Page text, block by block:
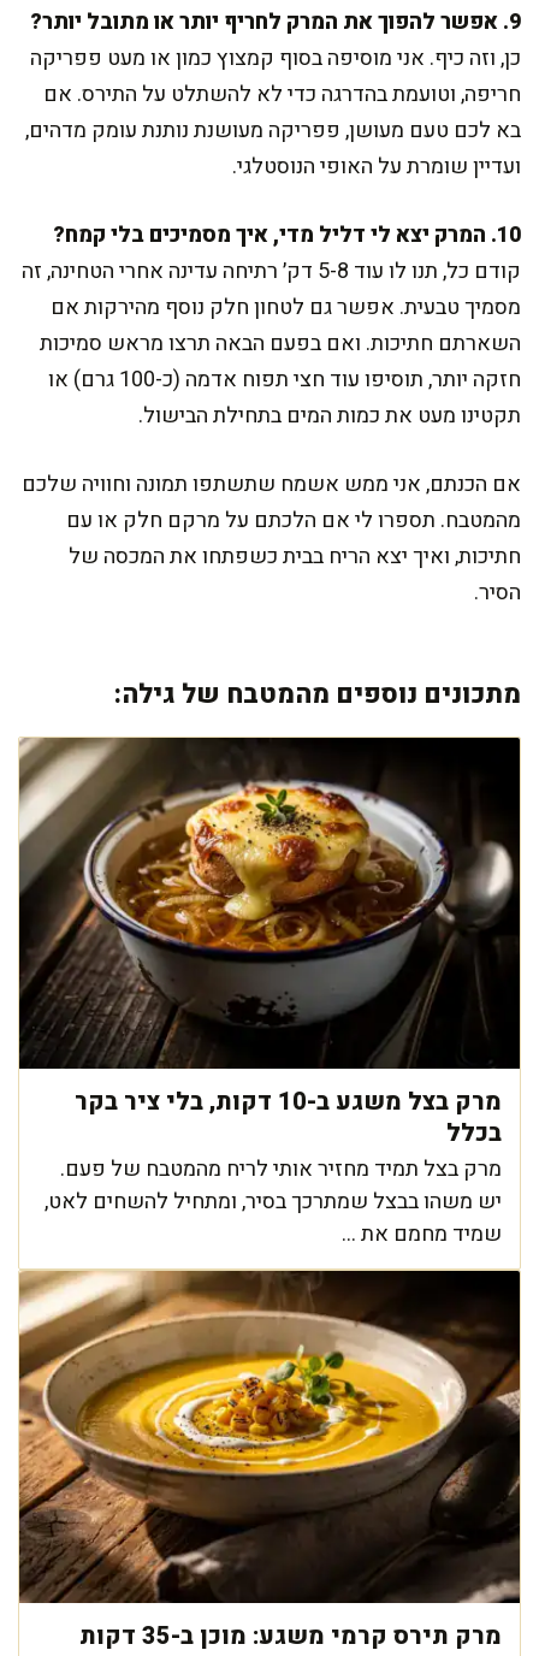
9. אפשר להפוך את המרק לחריף יותר או מתובל יותר?
כן, וזה כיף. אני מוסיפה בסוף קמצוץ כמון או מעט פפריקה
חריפה, וטועמת בהדרגה כדי לא להשתלט על התירס. אם
בא לכם טעם מעושן, פפריקה מעושנת נותנת עומק מדהים,
ועדיין שומרת על האופי הנוסטלגי.
10. המרק יצא לי דליל מדי, איך מסמיכים בלי קמח?
קודם כל, תנו לו עוד 5-8 דק׳ רתיחה עדינה אחרי הטחינה, זה
מסמיך טבעית. אפשר גם לטחון חלק נוסף מהירקות אם
השארתם חתיכות. ואם בפעם הבאה תרצו מראש סמיכות
חזקה יותר, תוסיפו עוד חצי תפוח אדמה (כ-100 גרם) או
תקטינו מעט את כמות המים בתחילת הבישול.
אם הכנתם, אני ממש אשמח שתשתפו תמונה וחוויה שלכם
מהמטבח. תספרו לי אם הלכתם על מרקם חלק או עם
חתיכות, ואיך יצא הריח בבית כשפתחו את המכסה של
הסיר.
מתכונים נוספים מהמטבח של גילה:
מרק בצל משגע ב-10 דקות, בלי ציר בקר
בכלל
מרק בצל תמיד מחזיר אותי לריח מהמטבח של פעם.
יש משהו בבצל שמתרכך בסיר, ומתחיל להשחים לאט,
שמיד מחמם את ...
מרק תירס קרמי משגע: מוכן ב-35 דקות